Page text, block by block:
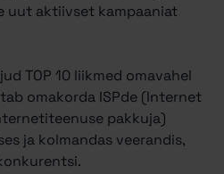
uut aktiivset kampaaniat
TOP 10 liikmed omavahel
omakorda ISPde (Internet
pakkuja)
ja kolmandas veerandis,